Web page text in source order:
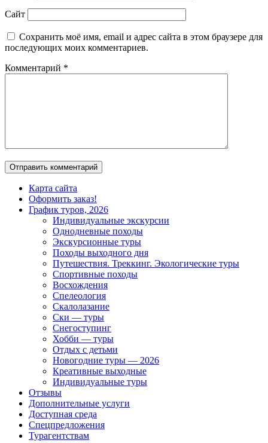
Сайт
Сохранить моё имя, email и адрес сайта в этом браузере для
последующих моих комментариев.
Комментарий *
Карта сайта
Оформить заказ!
График туров, 2026
Индивидуальные экскурсии
Однодневные походы
Экскурсионные туры
Походы выходного дня
Путешествия. Треккинг. Экологические туры
Спортивные походы
Восхождения
Спелеология
Скалолазание
Ски — туры
Снегоступинг
Хобби — туры
Отдых с детьми
Новогодние туры — 2026
Креативные выходные
Индивидуальные туры
Отзывы
Дополнительные услуги
Доступная среда
Спецпредложения
Турагентствам